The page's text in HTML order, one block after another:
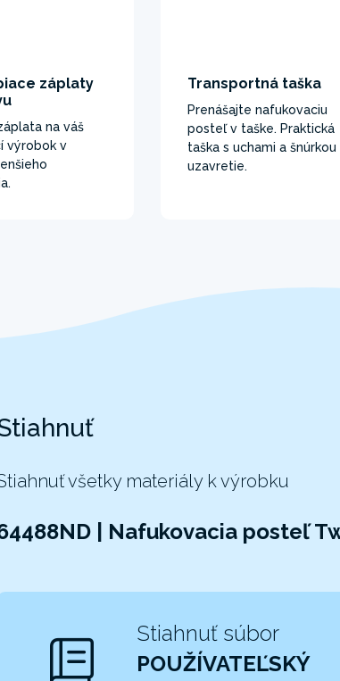
záplaty
na váš
výrobok v
Transportná taška
Prenášajte nafukovaciu
posteľ v taške. Praktická
taška s uchami a šnúrkou
uzavretie.
všetky materiály k výrobku
| Nafukovacia posteľ
Stiahnuť súbor
POUŽÍVATEĽSKÝ